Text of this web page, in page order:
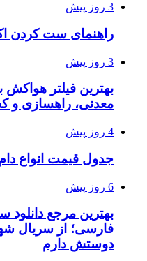
3 روز پیش
راهنمای ست کردن
3 روز پیش
بهترین فیلتر
معدنی، راهسازی و
4 روز پیش
جدول قیمت انواع
6 روز پیش
بهترین مرجع دانلود
فارسی؛ از سریال
دوستش دارم